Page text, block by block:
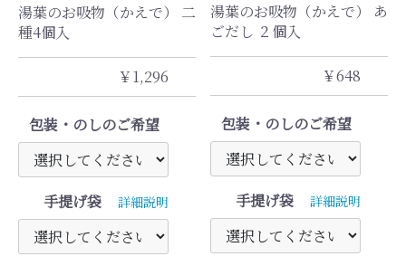
湯葉のお吸物（かえで） 二
種4個入
￥1,296
包装・のしのご希望
手提げ袋 詳細説明
湯葉のお吸物（かえで） あ
ごだし ２個入
￥648
包装・のしのご希望
手提げ袋 詳細説明